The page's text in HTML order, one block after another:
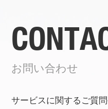
お問い合わせ
サービスに関するご質